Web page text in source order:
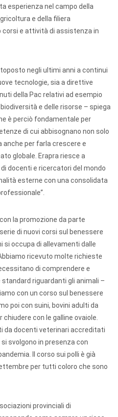
esperienza nel campo della
e della filiera
corsi e attività di assistenza in
negli ultimi anni a continui
tecnologie, sia a direttive
della Pac relativi ad esempio
e delle risorse – spiega
è perciò fondamentale per
di cui abbisognano non solo
anche per farla crescere e
globale. Erapra riesce a
docenti e ricercatori del mondo
esterne con una consolidata
la promozione da parte
di nuovi corsi sul benessere
si occupa di allevamenti dalle
ricevuto molte richieste
di comprendere e
riguardanti gli animali –
con un corso sul benessere
poi con suini, bovini adulti da
con le galline ovaiole.
da docenti veterinari accreditati
svolgono in presenza con
Il corso sui polli è già
per tutti coloro che sono
provinciali di